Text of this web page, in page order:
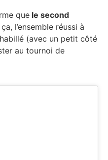
que le second
l’ensemble réussi à
(avec un petit côté
au tournoi de